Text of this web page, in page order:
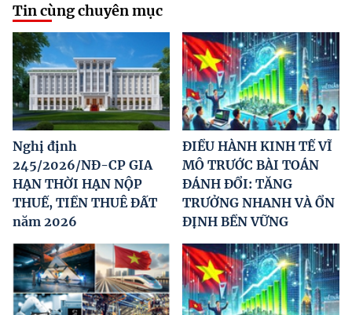
Tin cùng chuyên mục
Nghị định
245/2026/NĐ-CP GIA
HẠN THỜI HẠN NỘP
THUẾ, TIỀN THUÊ ĐẤT
năm 2026
ĐIỀU HÀNH KINH TẾ VĨ
MÔ TRƯỚC BÀI TOÁN
ĐÁNH ĐỔI: TĂNG
TRƯỞNG NHANH VÀ ỔN
ĐỊNH BỀN VỮNG